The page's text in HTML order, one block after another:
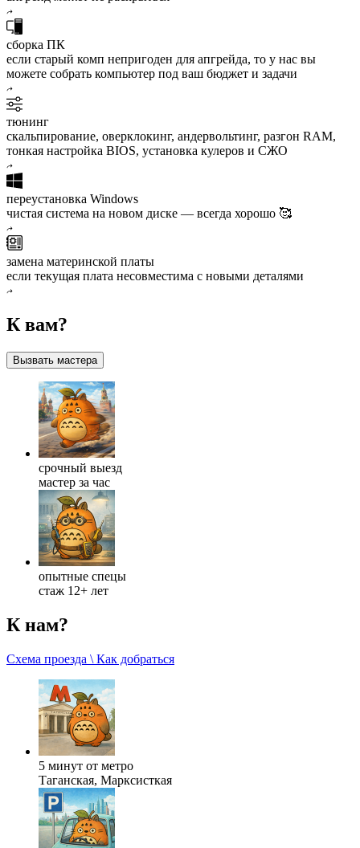
сборка ПК
если старый комп непригоден для апгрейда, то у нас вы
можете собрать компьютер под ваш бюджет и задачи
тюнинг
скальпирование, оверклокинг, андервольтинг, разгон RAM,
тонкая настройка BIOS, установка кулеров и СЖО
переустановка Windows
чистая система на новом диске — всегда хорошо 🥰
замена материнской платы
если текущая плата несовместима с новыми деталями
К вам?
Вызвать мастера
срочный выезд
мастер за час
опытные спецы
стаж 12+ лет
К нам?
Схема проезда \ Как добраться
5 минут от метро
Таганская, Марксисткая